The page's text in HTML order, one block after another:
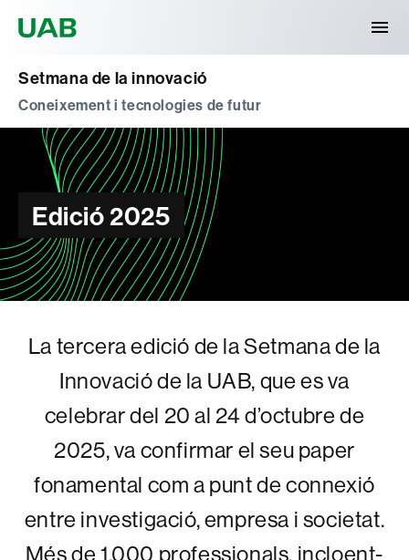
Setmana de la innovació
Coneixement i tecnologies de futur
Edició 2025
La tercera edició de la Setmana de la
Innovació de la UAB, que es va
celebrar del 20 al 24 d’octubre de
2025, va confirmar el seu paper
fonamental com a punt de connexió
entre investigació, empresa i societat.
Més de 1.000 professionals, incloent-